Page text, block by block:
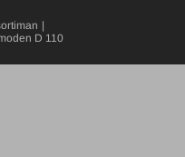
D 110